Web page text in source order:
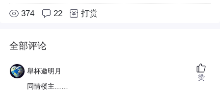
374 22 打赏
全部评论
舉杯邀明月
同情楼主……
赞